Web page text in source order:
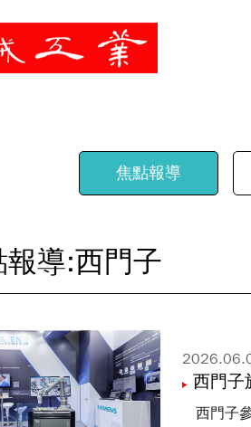
焦點報導
報導:西門子
西門子
西門子